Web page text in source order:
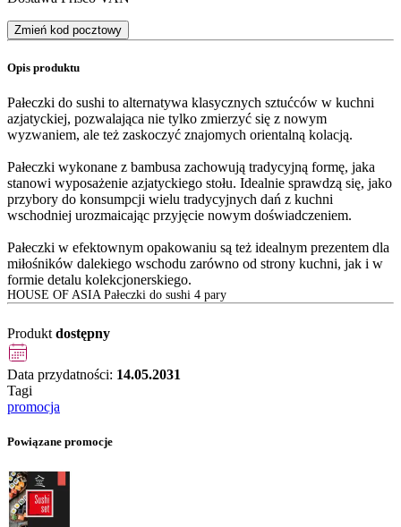
Zmień kod pocztowy
Opis produktu
Pałeczki do sushi to alternatywa klasycznych sztućców w kuchni
azjatyckiej, pozwalająca nie tylko zmierzyć się z nowym
wyzwaniem, ale też zaskoczyć znajomych orientalną kolacją.
Pałeczki wykonane z bambusa zachowują tradycyjną formę, jaka
stanowi wyposażenie azjatyckiego stołu. Idealnie sprawdzą się, jako
przybory do konsumpcji wielu tradycyjnych dań z kuchni
wschodniej urozmaicając przyjęcie nowym doświadczeniem.
Pałeczki w efektownym opakowaniu są też idealnym prezentem dla
miłośników dalekiego wschodu zarówno od strony kuchni, jak i w
formie detalu kolekcjonerskiego.
HOUSE OF ASIA Pałeczki do sushi 4 pary
Produkt dostępny
Data przydatności: 14.05.2031
Tagi
promocja
Powiązane promocje